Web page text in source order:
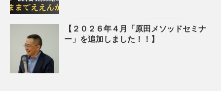
【２０２６年４月「原田メソッドセミナ
ー」を追加しました！！】